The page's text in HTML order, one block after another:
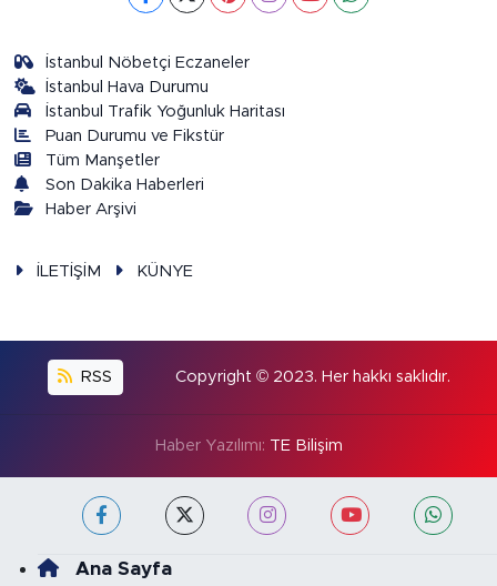
İstanbul Nöbetçi Eczaneler
İstanbul Hava Durumu
İstanbul Trafik Yoğunluk Haritası
Puan Durumu ve Fikstür
Tüm Manşetler
Son Dakika Haberleri
Haber Arşivi
İLETİŞİM KÜNYE
RSS Copyright © 2023. Her hakkı saklıdır.
Haber Yazılımı: TE Bilişim
Ana Sayfa